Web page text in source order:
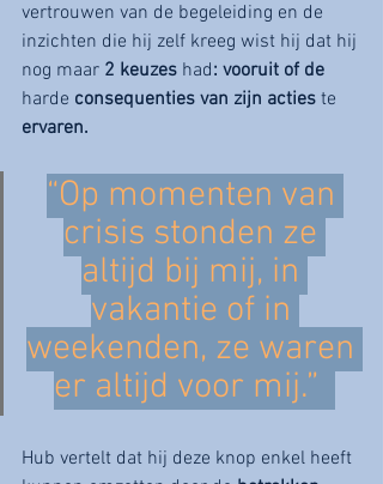
vertrouwen van de begeleiding en de
inzichten die hij zelf kreeg wist hij dat hij
nog maar 2 keuzes had: vooruit of de
harde consequenties van zijn acties te
ervaren.
“Op momenten van
crisis stonden ze
altijd bij mij, in
vakantie of in
weekenden, ze waren
er altijd voor mij.”
Hub vertelt dat hij deze knop enkel heeft